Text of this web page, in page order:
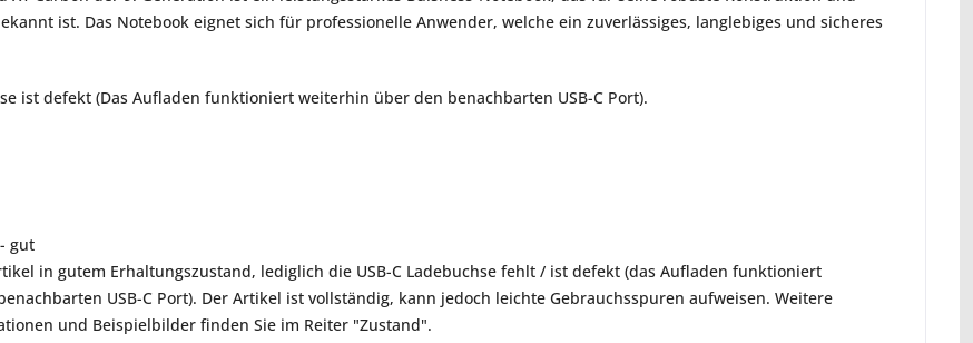
ist. Das Notebook eignet sich für professionelle Anwender, welche ein zuverlässiges, langlebiges und sicheres
ist defekt (Das Aufladen funktioniert weiterhin über den benachbarten USB-C Port).
gut
in gutem Erhaltungszustand, lediglich die USB-C Ladebuchse fehlt / ist defekt (das Aufladen funktioniert
USB-C Port). Der Artikel ist vollständig, kann jedoch leichte Gebrauchsspuren aufweisen. Weitere
und Beispielbilder finden Sie im Reiter "Zustand".